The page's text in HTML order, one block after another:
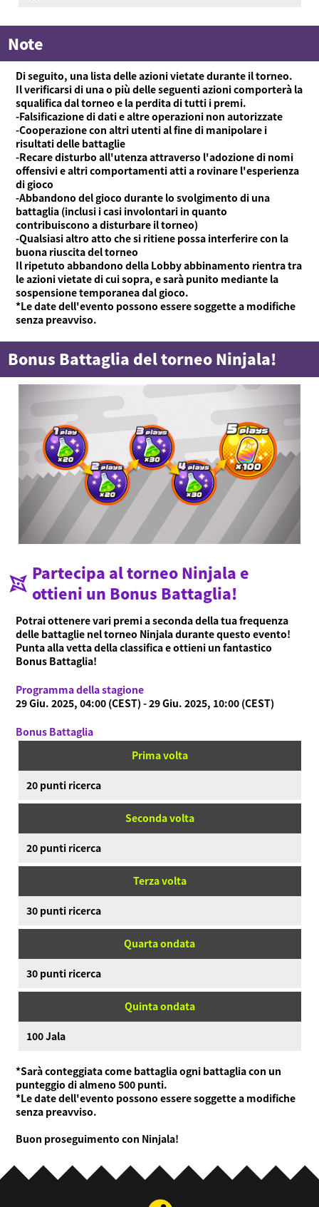
Note
Di seguito, una lista delle azioni vietate durante il torneo.
Il verificarsi di una o più delle seguenti azioni comporterà la
squalifica dal torneo e la perdita di tutti i premi.
-Falsificazione di dati e altre operazioni non autorizzate
-Cooperazione con altri utenti al fine di manipolare i
risultati delle battaglie
-Recare disturbo all'utenza attraverso l'adozione di nomi
offensivi e altri comportamenti atti a rovinare l'esperienza
di gioco
-Abbandono del gioco durante lo svolgimento di una
battaglia (inclusi i casi involontari in quanto
contribuiscono a disturbare il torneo)
-Qualsiasi altro atto che si ritiene possa interferire con la
buona riuscita del torneo
Il ripetuto abbandono della Lobby abbinamento rientra tra
le azioni vietate di cui sopra, e sarà punito mediante la
sospensione temporanea dal gioco.
*Le date dell'evento possono essere soggette a modifiche
senza preavviso.
Bonus Battaglia del torneo Ninjala!
Partecipa al torneo Ninjala e
ottieni un Bonus Battaglia!
Potrai ottenere vari premi a seconda della tua frequenza
delle battaglie nel torneo Ninjala durante questo evento!
Punta alla vetta della classifica e ottieni un fantastico
Bonus Battaglia!
Programma della stagione
29 Giu. 2025, 04:00 (CEST) - 29 Giu. 2025, 10:00 (CEST)
Bonus Battaglia
Prima volta
20 punti ricerca
Seconda volta
20 punti ricerca
Terza volta
30 punti ricerca
Quarta ondata
30 punti ricerca
Quinta ondata
100 Jala
*Sarà conteggiata come battaglia ogni battaglia con un
punteggio di almeno 500 punti.
*Le date dell'evento possono essere soggette a modifiche
senza preavviso.
Buon proseguimento con Ninjala!